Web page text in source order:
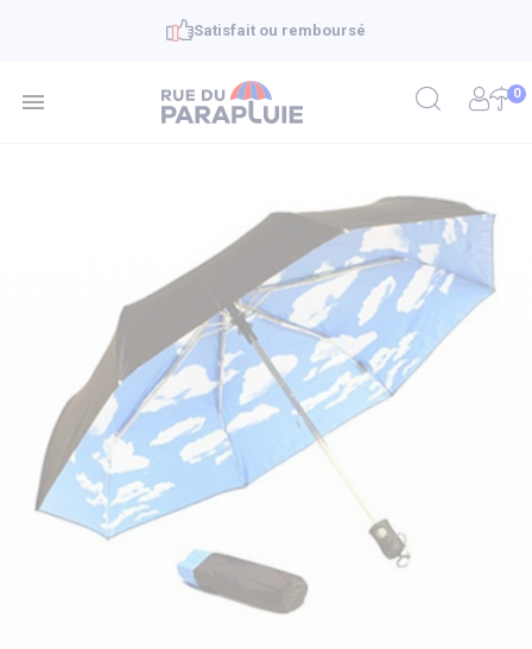
Satisfait ou remboursé
 0